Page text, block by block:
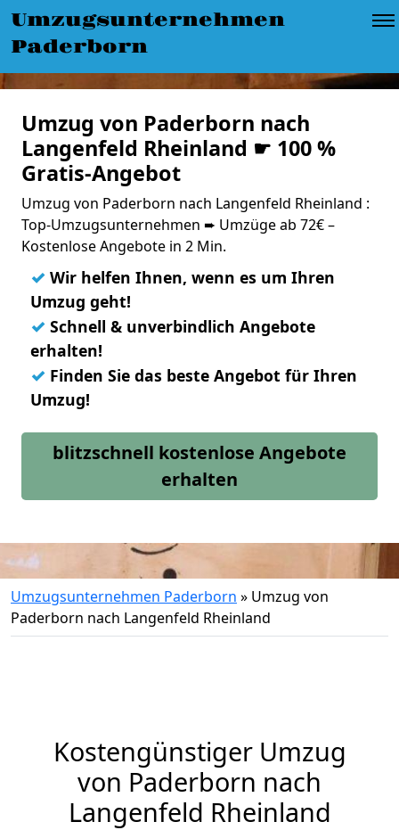
Umzugsunternehmen
Paderborn
Umzug von Paderborn nach
Langenfeld Rheinland ☛ 100 %
Gratis-Angebot
Umzug von Paderborn nach Langenfeld Rheinland :
Top-Umzugsunternehmen ➨ Umzüge ab 72€ –
Kostenlose Angebote in 2 Min.
✓ Wir helfen Ihnen, wenn es um Ihren
Umzug geht!
✓ Schnell & unverbindlich Angebote
erhalten!
✓ Finden Sie das beste Angebot für Ihren
Umzug!
blitzschnell kostenlose Angebote
erhalten
Umzugsunternehmen Paderborn » Umzug von
Paderborn nach Langenfeld Rheinland
Kostengünstiger Umzug
von Paderborn nach
Langenfeld Rheinland